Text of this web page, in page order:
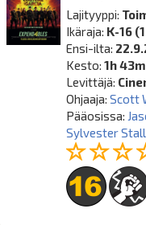
Lajityyppi:
Ikäraja: K-16
Ensi-ilta:
Kesto:1h
Levittäjä:
Ohjaaja:Scott
Pääosissa:
Sylvester